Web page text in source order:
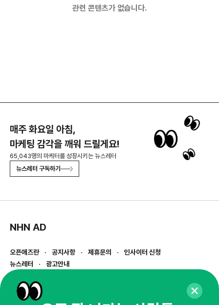
관련 콘텐츠가 없습니다.
매주 화요일 아침,
마케팅 감각을 깨워 드릴게요!
65,043명의 마케터를 성장시키는 뉴스레터
뉴스레터 구독하기
NHN AD
오픈애즈란 공지사항 제휴문의
인사이터 신청
뉴스레터
광고안내
경기도 성남시 분당구 대왕판교로645번길 16
사업자등록번호 : 144-81-27690(